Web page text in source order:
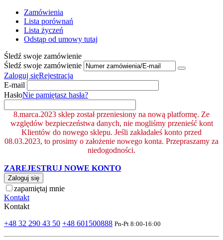
Zamówienia
Lista porównań
Lista życzeń
Odstąp od umowy tutaj
Śledź swoje zamówienie
Śledź swoje zamówienie
Zaloguj sięRejestracja
E-mail
HasłoNie pamiętasz hasła?
8.marca.2023 sklep został przeniesiony na nową platformę. Ze
względów bezpieczeństwa danych, nie mogliśmy przenieść kont
Klientów do nowego sklepu. Jeśli zakładałeś konto przed
08.03.2023, to prosimy o założenie nowego konta. Przepraszamy za
niedogodności.
ZAREJESTRUJ NOWE KONTO
Zaloguj się
zapamiętaj mnie
Kontakt
Kontakt
+48 32 290 43 50 +48 601500888 Pn-Pt 8:00-16:00